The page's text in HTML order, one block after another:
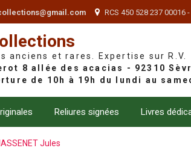
RCS 450 528 237 00016
anciens et rares. Expertise sur R.V.
Reliures signées Livres
Jules